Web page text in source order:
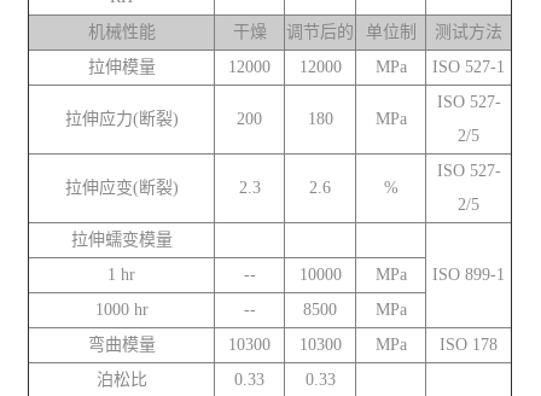
机械性能 干燥 调节后的 单位制
测试方法
拉伸模量
12000 12000 MPa ISO 527-1
拉伸应力(断裂) 200 180 MPa
ISO 527-
2/5
拉伸应变(断裂) 2.3 2.6 %
ISO 527-
2/5
拉伸蠕变模量
ISO 899-1
1 hr -- 10000
MPa
1000 hr
-- 8500
MPa
弯曲模量
10300 10300 MPa
ISO 178
泊松比
0.33 0.33